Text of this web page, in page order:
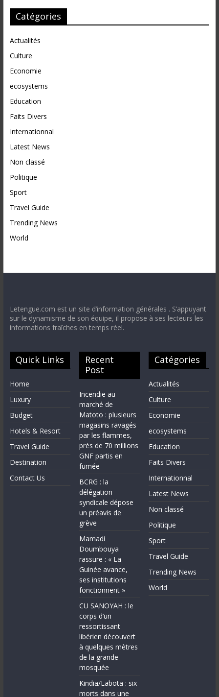
Catégories
Actualités
Culture
Economie
ecosystems
Education
Faits Divers
Internationnal
Latest News
Non classé
Politique
Sport
Travel Guide
Trending News
World
Letengue.com est un site d’information générales . S’appuyant
sur le dynamisme de son équipe, il propose à ses lecteurs les
informations fraîches en temps réel.
Quick Links
Home
Luxury
Budget
Hotels & Resort
Travel Guide
Destination
Contact Us
Recent
Post
Incendie au
marché de
Matoto : plusieurs
magasins ravagés
par les flammes,
près de 70 millions
GNF partis en
fumée
BCRG : la
délégation
syndicale dépose
un préavis de
grève
Mamadi
Doumbouya
rassure : « La
Guinée avance,
ses institutions
fonctionnent »
CU SANOYAH : le
corps d’un
ressortissant
libérien découvert
à quelques mètres
de la grande
mosquée
Kindia/Labota : six
morts dans une
Catégories
Actualités
Culture
Economie
ecosystems
Education
Faits Divers
Internationnal
Latest News
Non classé
Politique
Sport
Travel Guide
Trending News
World